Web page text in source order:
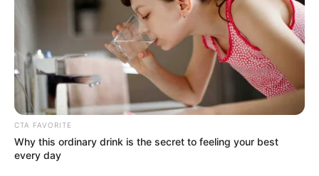
Bikin Ngakak, 10 Potret
Cosplay Murah Pakai Bahan
Seadanya
CTA FAVORITE
Why this ordinary drink is the secret to feeling your best
every day